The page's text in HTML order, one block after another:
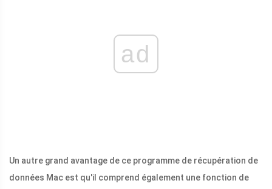
ad
Un autre grand avantage de ce programme de récupération de
données Mac est qu'il comprend également une fonction de